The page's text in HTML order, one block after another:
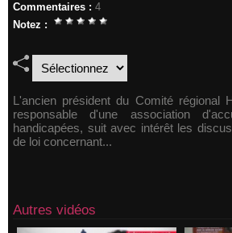
Commentaires : 4
Notez :
L'ancien président du Comité régional
responsable d'une association
handicapées, suit avec intérêt les
de loi concernant...
Autres vidéos